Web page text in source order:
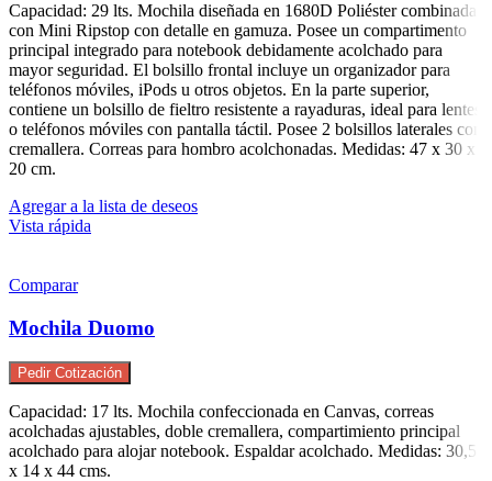
Capacidad: 29 lts. Mochila diseñada en 1680D Poliéster combinada
con Mini Ripstop con detalle en gamuza. Posee un compartimento
principal integrado para notebook debidamente acolchado para
mayor seguridad. El bolsillo frontal incluye un organizador para
teléfonos móviles, iPods u otros objetos. En la parte superior,
contiene un bolsillo de fieltro resistente a rayaduras, ideal para lentes
o teléfonos móviles con pantalla táctil. Posee 2 bolsillos laterales con
cremallera. Correas para hombro acolchonadas. Medidas: 47 x 30 x
20 cm.
Agregar a la lista de deseos
Vista rápida
Comparar
Mochila Duomo
Pedir Cotización
Capacidad: 17 lts. Mochila confeccionada en Canvas, correas
acolchadas ajustables, doble cremallera, compartimiento principal
acolchado para alojar notebook. Espaldar acolchado. Medidas: 30,5
x 14 x 44 cms.